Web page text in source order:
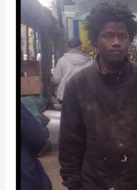
señalado
de
actos
obscenos
en
El
Potrerillo